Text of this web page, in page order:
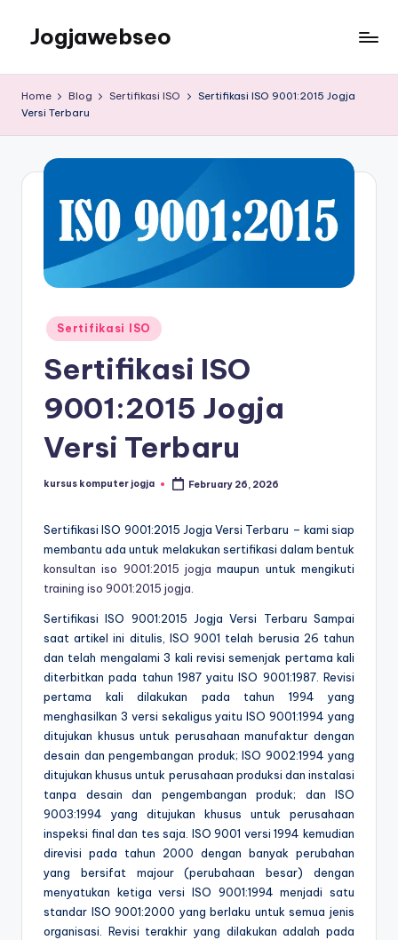
Jogjawebseo
Home Blog Sertifikasi ISO
Sertifikasi ISO 9001:2015 Jogja
Versi Terbaru
Sertifikasi ISO
Sertifikasi ISO
9001:2015 Jogja
Versi Terbaru
kursus komputer jogja February 26, 2026
Sertifikasi ISO 9001:2015 Jogja Versi Terbaru – kami siap
membantu ada untuk melakukan sertifikasi dalam bentuk
konsultan iso 9001:2015 jogja maupun untuk mengikuti
training iso 9001:2015 jogja
Sertifikasi ISO 9001:2015 Jogja Versi Terbaru Sampai
saat artikel ini ditulis, ISO 9001 telah berusia 26 tahun
dan telah mengalami 3 kali revisi semenjak pertama kali
diterbitkan pada tahun 1987 yaitu ISO 9001:1987. Revisi
pertama kali dilakukan pada tahun 1994 yang
menghasilkan 3 versi sekaligus yaitu ISO 9001:1994 yang
ditujukan khusus untuk perusahaan manufaktur dengan
desain dan pengembangan produk; ISO 9002:1994 yang
ditujukan khusus untuk perusahaan produksi dan instalasi
tanpa desain dan pengembangan produk; dan ISO
9003:1994 yang ditujukan khusus untuk perusahaan
inspeksi final dan tes saja. ISO 9001 versi 1994 kemudian
direvisi pada tahun 2000 dengan banyak perubahan
yang bersifat majour (perubahaan besar) dengan
menyatukan ketiga versi ISO 9001:1994 menjadi satu
standar ISO 9001:2000 yang berlaku untuk semua jenis
organisasi. Revisi terakhir yang dilakukan adalah pada